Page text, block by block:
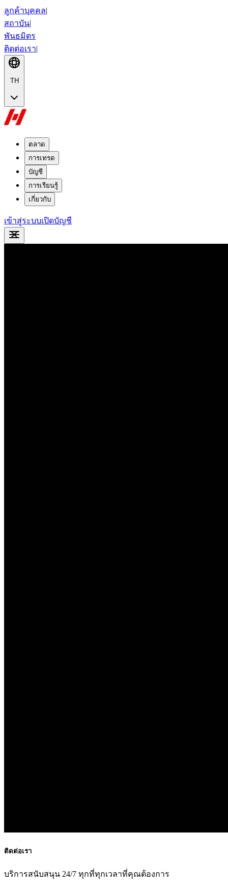
ลูกค้าบุคคล|
สถาบัน|
พันธมิตร
ติดต่อเรา|
TH
ตลาด
การเทรด
บัญชี
การเรียนรู้
เกี่ยวกับ
เข้าสู่ระบบเปิดบัญชี
ติดต่อเรา
บริการสนับสนุน 24/7 ทุกที่ทุกเวลาที่คุณต้องการ